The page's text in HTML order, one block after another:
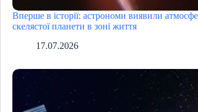
Вперше в історії: астрономи виявили
скелястої планети в зоні життя
17.07.2026